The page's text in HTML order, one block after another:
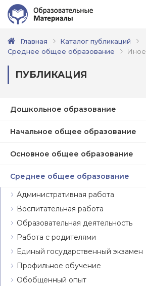
Главная
Каталог публикаций
Среднее общее образование
Иное
ПУБЛИКАЦИЯ
Дошкольное образование
Начальное общее образование
Основное общее образование
Среднее общее образование
Административная работа
Воспитательная работа
Образовательная деятельность
Работа с родителями
Единый государственный экзамен
Профильное обучение
Обобщенный опыт